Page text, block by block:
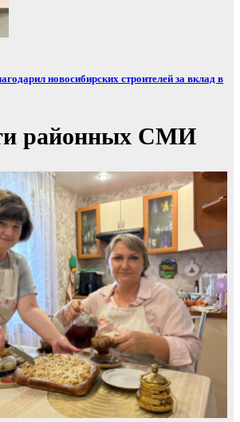
новосибирских строителей за вклад в